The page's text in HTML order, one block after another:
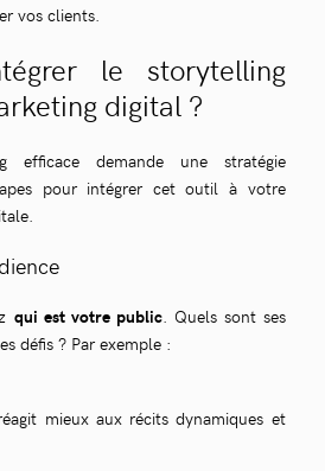
vos clients.
le storytelling
digital ?
efficace demande une stratégie
pour intégrer cet outil à votre
qui est votre public. Quels sont ses
défis ? Par exemple :
mieux aux récits dynamiques et